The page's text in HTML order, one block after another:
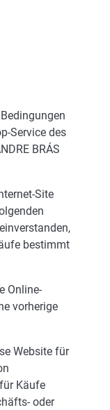
Service des
BRÁS
Site
bestimmt
Online-
vorherige
Website für
Käufe
oder